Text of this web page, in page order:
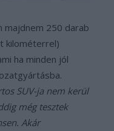
majdnem 250 darab
kilométerrel)
ha minden jól
SUV-ja nem kerül
még tesztek
Akár